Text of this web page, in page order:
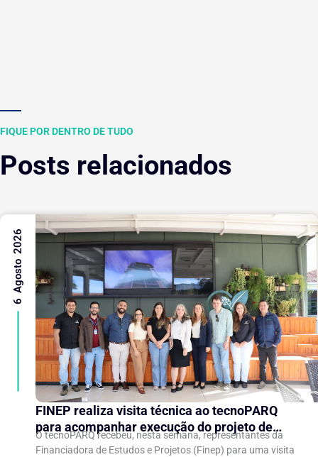
FIQUE POR DENTRO DE TUDO
Posts relacionados
FINEP realiza visita técnica ao tecnoPARQ
para acompanhar execução do projeto de
expansão do Parque Tecnológico
O tecnoPARQ recebeu, nesta semana, representantes da
Financiadora de Estudos e Projetos (Finep) para uma visita
6 Agosto 2026